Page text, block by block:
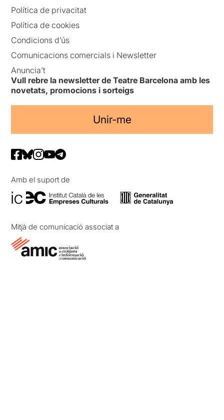
Política de privacitat
Política de cookies
Condicions d’ús
Comunicacions comercials i Newsletter
Anuncia’t
Vull rebre la newsletter de Teatre Barcelona amb les
novetats, promocions i sorteigs
Unir-me
Amb el suport de
Mitjà de comunicació associat a